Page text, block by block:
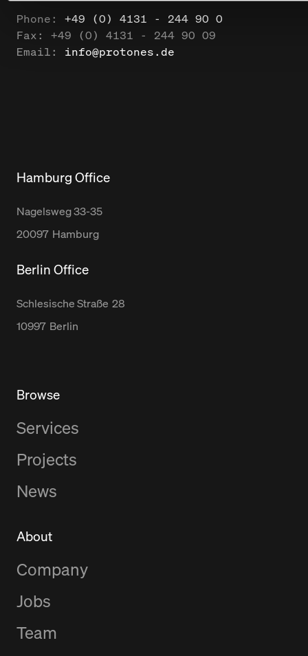
Phone:
+49 (0) 4131 - 244 90 0
Fax:
+49 (0) 4131 - 244 90 09
Email:
info@protones.de
Hamburg Office
Nagelsweg33-35
20097 Hamburg
Berlin Office
Schlesische Straße 28
10997 Berlin
Browse
Services
Projects
News
About
Company
Jobs
Team